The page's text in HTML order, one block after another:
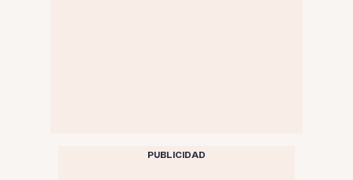
PUBLICIDAD